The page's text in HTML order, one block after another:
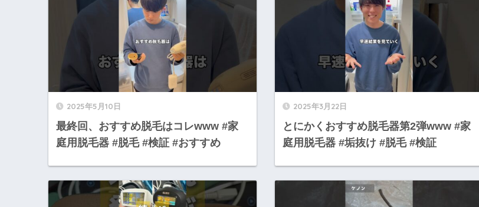
2025年5月10日
最終回、おすすめ脱毛はコレwww #家
庭用脱毛器 #脱毛 #検証 #おすすめ
2025年3月22日
とにかくおすすめ脱毛器第2弾www #家
庭用脱毛器 #垢抜け #脱毛 #検証